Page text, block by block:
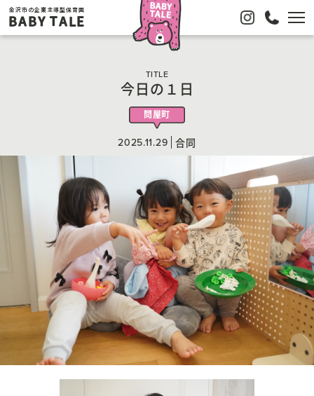
金沢市の企業主導型保育園
BABY TALE
TITLE
今日の１日
問屋町
2025.11.29 合同